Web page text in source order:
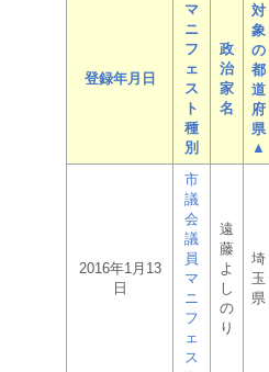
登録年月日
マ
ニ
フ
ェ
ス
ト
種
別
政
治
家
名
対
象
の
都
道
府
県
▲
2016年1月13
日
市
議
会
議
員
マ
ニ
フ
ェ
ス
遠
藤
よ
し
の
り
埼
玉
県